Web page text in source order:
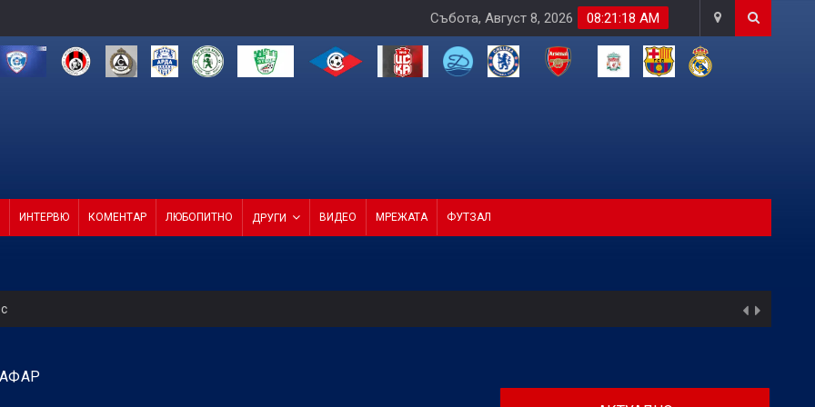
08:21:20 AM
Събота, Август 8, 2026
ИНТЕРВЮ КОМЕНТАР ЛЮБОПИТНО ДРУГИ ВИДЕО МРЕЖАТА ФУТЗАЛ
от 4 в efbet Лига (ВИДЕО)